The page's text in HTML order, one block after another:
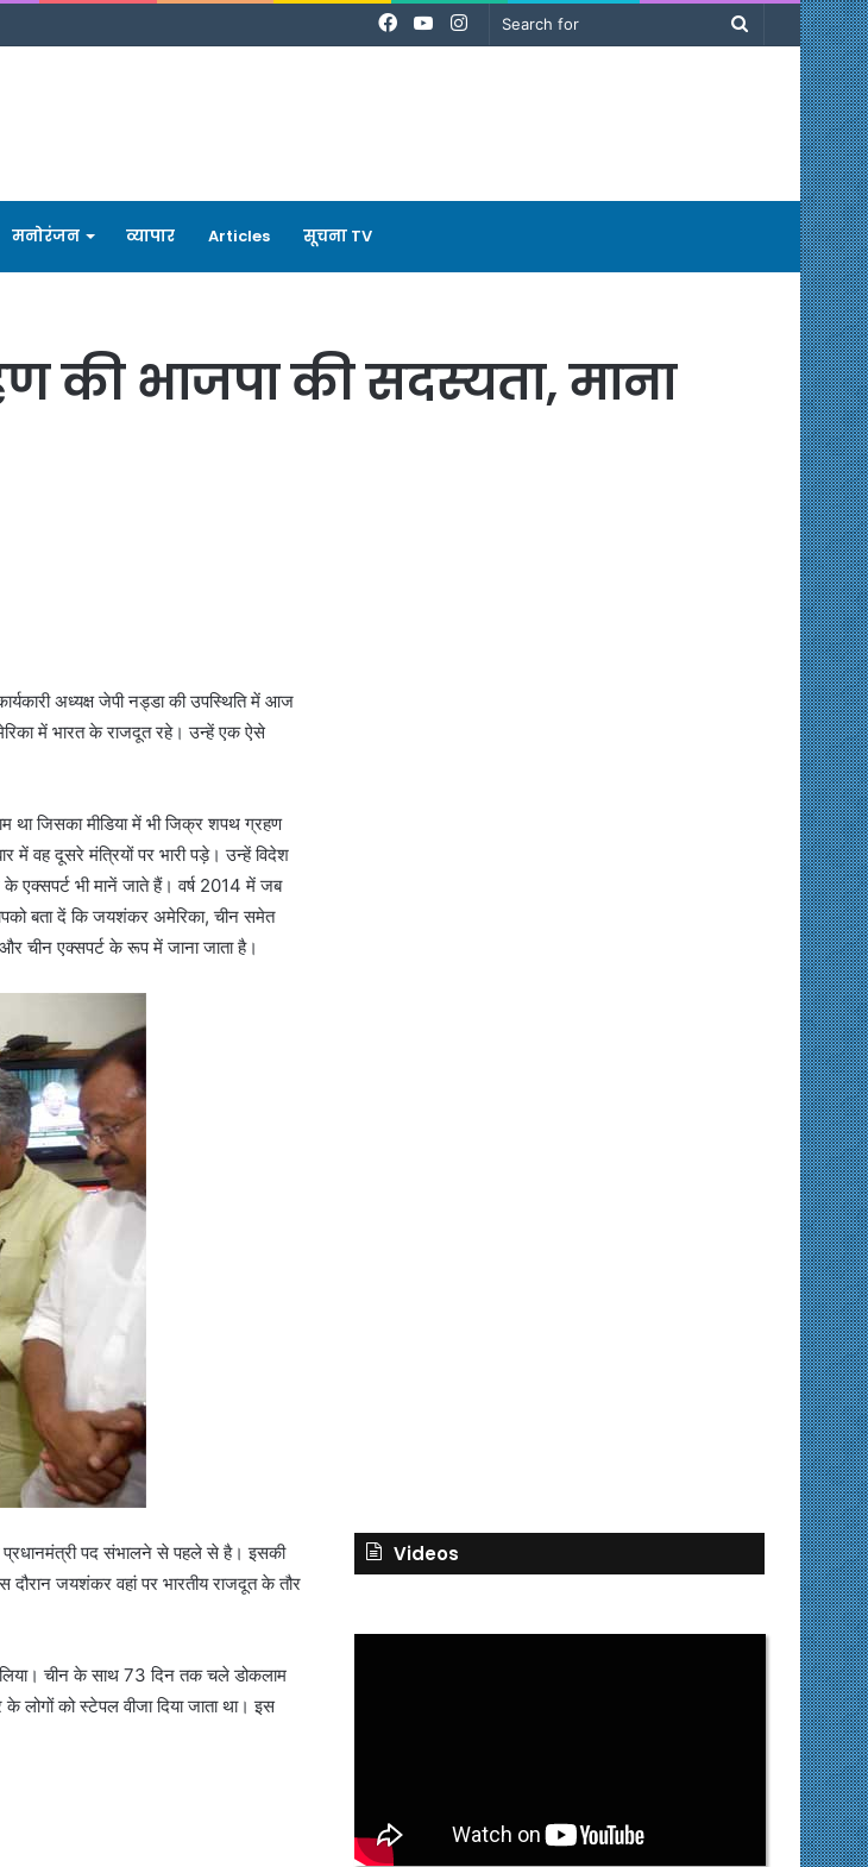
Search
Instagram
YouTube
Facebook
मनोरंजन व्यापार Articles सूचना TV
की भाजपा की सदस्‍यता, माना
अध्यक्ष जेपी नड्डा की उपस्थिति में आज
में भारत के राजदूत रहे। उन्हें एक ऐसे
था जिसका मीडिया में भी जिक्र शपथ ग्रहण
में वह दूसरे मंत्रियों पर भारी पड़े। उन्‍‍‍‍हें विदेश
के एक्‍सपर्ट भी मानें जाते हैं। वर्ष 2014 में जब
बता दें कि जयशंकर अमेरिका, चीन समेत
चीन एक्सपर्ट के रूप में जाना जाता है।
प्रधानमंत्री पद संभालने से पहले से है। इसकी
जयशंकर वहां पर भारतीय राजदूत के तौर
लिया। चीन के साथ 73 दिन तक चले डोकलाम
लोगों को स्टेपल वीजा दिया जाता था। इस
Videos